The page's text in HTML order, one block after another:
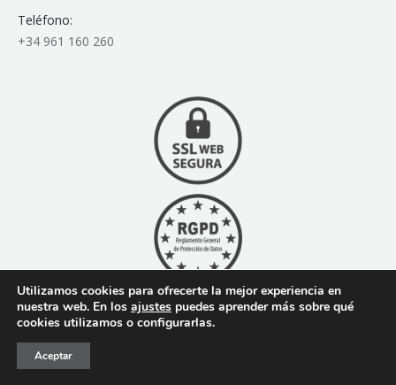
Teléfono:
+34 961 160 260
Aviso legal
Utilizamos cookies para ofrecerte la mejor experiencia en
nuestra web. En los ajustes puedes aprender más sobre qué
cookies utilizamos o configurarlas.
Aceptar